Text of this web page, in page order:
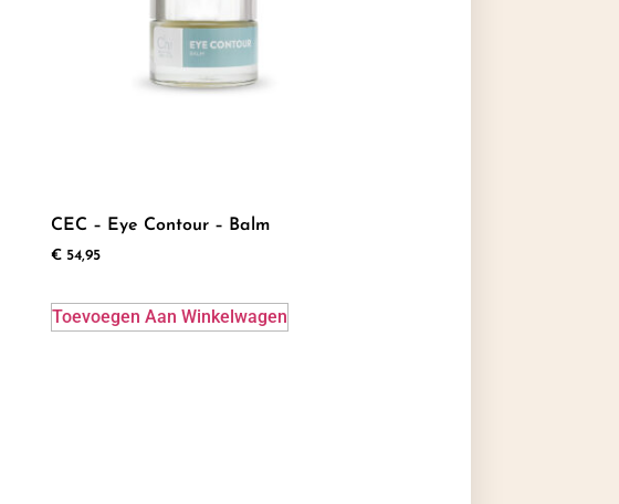
CEC – Eye Contour – Balm
€ 54,95
Toevoegen Aan Winkelwagen